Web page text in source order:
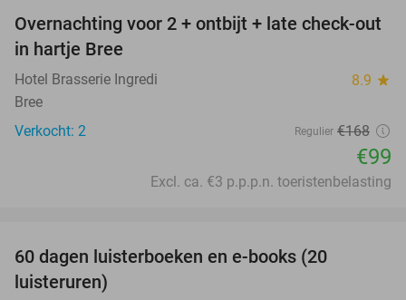
41%
TODAY
Overnachting voor 2 + ontbijt + late check-out
in hartje Bree
Hotel Brasserie Ingredi 8.9 star
Bree
Verkocht: 2
Regulier €168
€99
Excl. ca. €3 p.p.p.n. toeristenbelasting
60 dagen luisterboeken en e-books (20
luisteruren)